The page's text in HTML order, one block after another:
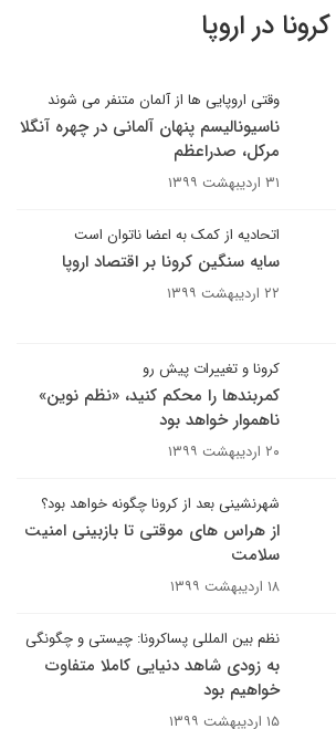
در اروپا
وقتی اروپایی ها از آلمان متنفر می شوند
ناسیونالیسم پنهان آلمانی در چهره آنگلا
مرکل، صدراعظم
۳۱ اردیبهشت ۱۳۹۹
اتحادیه از کمک به اعضا ناتوان است
سایه سنگین کرونا بر اقتصاد اروپا
۲۲ اردیبهشت ۱۳۹۹
کرونا و تغییرات پیش رو
کمربندها را محکم کنید، «نظم نوین»
ناهموار خواهد بود
۲۰ اردیبهشت ۱۳۹۹
شهرنشینی بعد از کرونا چگونه خواهد بود؟
از هراس های موقتی تا بازبینی امنیت
سلامت
۱۸ اردیبهشت ۱۳۹۹
نظم بین المللی پساکرونا: چیستی و چگونگی
به زودی شاهد دنیایی کاملا متفاوت
خواهیم بود
۱۵ اردیبهشت ۱۳۹۹